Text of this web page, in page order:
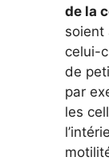
de la
soient
celui-
de
par
les